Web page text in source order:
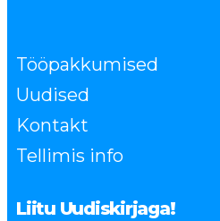
Tööpakkumised
Uudised
Kontakt
Tellimis info
Liitu Uudiskirjaga!